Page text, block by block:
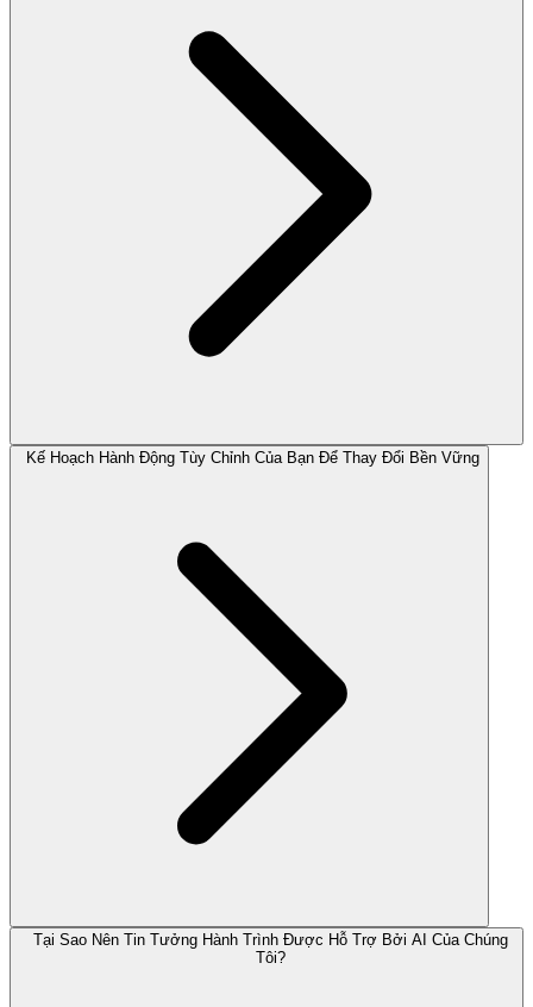
Kế Hoạch Hành Động Tùy Chỉnh Của Bạn Để Thay Đổi Bền Vững
Tại Sao Nên Tin Tưởng Hành Trình Được Hỗ Trợ Bởi AI Của Chúng
Tôi?